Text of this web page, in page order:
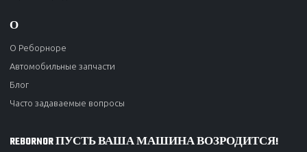
О
О Реборноре
Автомобильные запчасти
Блог
Часто задаваемые вопросы
REBORNOR ПУСТЬ ВАША МАШИНА ВОЗРОДИТСЯ!